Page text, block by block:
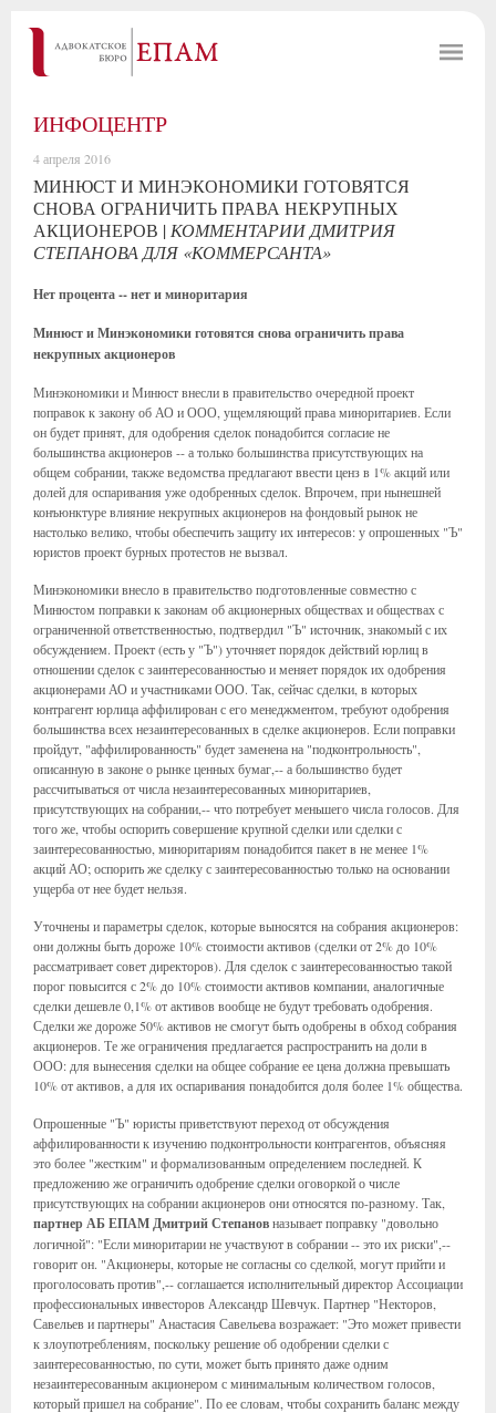
ИНФОЦЕНТР
4 апреля 2016
МИНЮСТ И МИНЭКОНОМИКИ ГОТОВЯТСЯ
СНОВА ОГРАНИЧИТЬ ПРАВА НЕКРУПНЫХ
АКЦИОНЕРОВ | КОММЕНТАРИИ ДМИТРИЯ
СТЕПАНОВА ДЛЯ «КОММЕРСАНТА»
Нет процента -- нет и миноритария
Минюст и Минэкономики готовятся снова ограничить права
некрупных акционеров
Минэкономики и Минюст внесли в правительство очередной проект
поправок к закону об АО и ООО, ущемляющий права миноритариев. Если
он будет принят, для одобрения сделок понадобится согласие не
большинства акционеров -- а только большинства присутствующих на
общем собрании, также ведомства предлагают ввести ценз в 1% акций или
долей для оспаривания уже одобренных сделок. Впрочем, при нынешней
конъюнктуре влияние некрупных акционеров на фондовый рынок не
настолько велико, чтобы обеспечить защиту их интересов: у опрошенных "Ъ"
юристов проект бурных протестов не вызвал.
Минэкономики внесло в правительство подготовленные совместно с
Минюстом поправки к законам об акционерных обществах и обществах с
ограниченной ответственностью, подтвердил "Ъ" источник, знакомый с их
обсуждением. Проект (есть у "Ъ") уточняет порядок действий юрлиц в
отношении сделок с заинтересованностью и меняет порядок их одобрения
акционерами АО и участниками ООО. Так, сейчас сделки, в которых
контрагент юрлица аффилирован с его менеджментом, требуют одобрения
большинства всех незаинтересованных в сделке акционеров. Если поправки
пройдут, "аффилированность" будет заменена на "подконтрольность",
описанную в законе о рынке ценных бумаг,-- а большинство будет
рассчитываться от числа незаинтересованных миноритариев,
присутствующих на собрании,-- что потребует меньшего числа голосов. Для
того же, чтобы оспорить совершение крупной сделки или сделки с
заинтересованностью, миноритариям понадобится пакет в не менее 1%
акций АО; оспорить же сделку с заинтересованностью только на основании
ущерба от нее будет нельзя.
Уточнены и параметры сделок, которые выносятся на собрания акционеров:
они должны быть дороже 10% стоимости активов (сделки от 2% до 10%
рассматривает совет директоров). Для сделок с заинтересованностью такой
порог повысится с 2% до 10% стоимости активов компании, аналогичные
сделки дешевле 0,1% от активов вообще не будут требовать одобрения.
Сделки же дороже 50% активов не смогут быть одобрены в обход собрания
акционеров. Те же ограничения предлагается распространить на доли в
ООО: для вынесения сделки на общее собрание ее цена должна превышать
10% от активов, а для их оспаривания понадобится доля более 1% общества.
Опрошенные "Ъ" юристы приветствуют переход от обсуждения
аффилированности к изучению подконтрольности контрагентов, объясняя
это более "жестким" и формализованным определением последней. К
предложению же ограничить одобрение сделки оговоркой о числе
присутствующих на собрании акционеров они относятся по-разному. Так,
партнер АБ ЕПАМ Дмитрий Степановназывает поправку "довольно
логичной": "Если миноритарии не участвуют в собрании -- это их риски",--
говорит он. "Акционеры, которые не согласны со сделкой, могут прийти и
проголосовать против",-- соглашается исполнительный директор Ассоциации
профессиональных инвесторов Александр Шевчук. Партнер "Некторов,
Савельев и партнеры" Анастасия Савельева возражает: "Это может привести
к злоупотреблениям, поскольку решение об одобрении сделки с
заинтересованностью, по сути, может быть принято даже одним
незаинтересованным акционером с минимальным количеством голосов,
который пришел на собрание". По ее словам, чтобы сохранить баланс между